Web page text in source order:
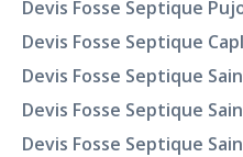
Devis Fosse Septique
Devis Fosse Septique
Devis Fosse Septique
Devis Fosse Septique
Devis Fosse Septique